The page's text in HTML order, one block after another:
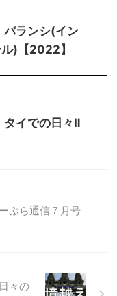
バランシ(イン
)【2022】
タイでの日々Ⅱ
ぷら通信７月号
々の